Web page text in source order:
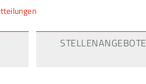
STELLENANGEBOTE